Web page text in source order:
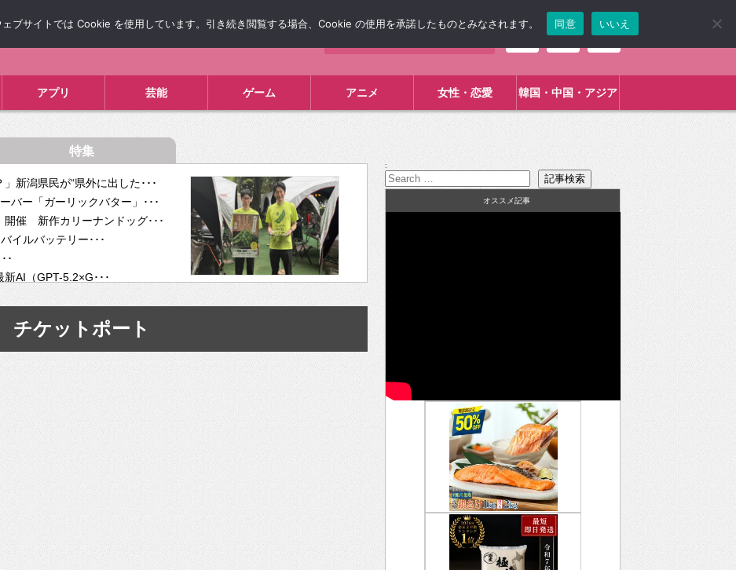
アプリ 芸能 ゲーム アニメ 女性・恋愛 韓国・中国・アジア
特集
新潟県民が“県外に出した･･･
バー「ガーリックバター」･･･
開催 新作カリーナンドッグ･･･
イルバッテリー･･･
･
新AI（GPT-5.2×G･･･
Ultra･･･
ステム、”自分が今話し･･･
て、想いを渡す」 TE･･･
チケットポート
:
オススメ記事
ブサイトでは Cookie を使用しています。引き続き閲覧する場合、Cookie の使用を承諾したものとみなされます。 同意 いいえ